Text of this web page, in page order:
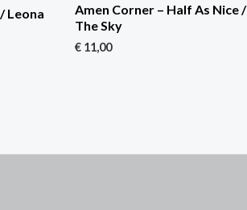
Leona
Amen Corner – Half As Nice
The Sky
€ 11,00